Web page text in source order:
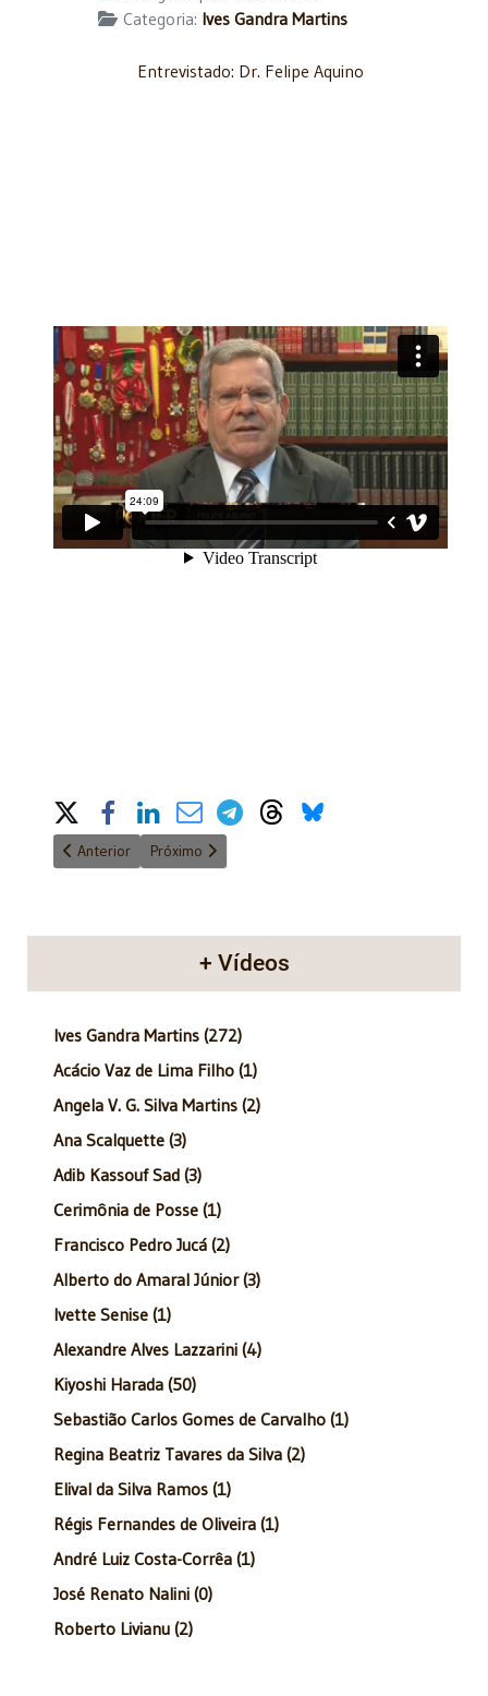
Categoria: Ives Gandra Martins
Entrevistado: Dr. Felipe Aquino
Share on Social Media
Artigo anterior: Anatomia do Poder - 30/11/2014
Anterior Próximo artigo: Anatomia do Poder - 28/12/2014
Próximo
+ Vídeos
Ives Gandra Martins (272)
Acácio Vaz de Lima Filho (1)
Angela V. G. Silva Martins (2)
Ana Scalquette (3)
Adib Kassouf Sad (3)
Cerimônia de Posse (1)
Francisco Pedro Jucá (2)
Alberto do Amaral Júnior (3)
Ivette Senise (1)
Alexandre Alves Lazzarini (4)
Kiyoshi Harada (50)
Sebastião Carlos Gomes de Carvalho (1)
Regina Beatriz Tavares da Silva (2)
Elival da Silva Ramos (1)
Régis Fernandes de Oliveira (1)
André Luiz Costa-Corrêa (1)
José Renato Nalini (0)
Roberto Livianu (2)